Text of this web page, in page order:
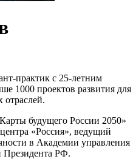
практик с 25-летним
1000 проектов развития для
отраслей.
будущего России 2050»
«Россия», ведущий
в Академии управления
РФ.